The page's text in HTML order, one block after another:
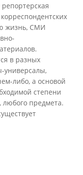
жизнь, СМИ
в разных
универсалы,
либо, а основой
степени
любого предмета.